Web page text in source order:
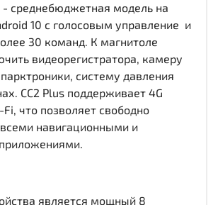
- среднебюджетная модель на
10 с голосовым управление и
30 команд. К магнитоле
видеорегистратора, камеру
систему давления
CC2 Plus поддерживает 4G
что позволяет свободно
всеми навигационными и
является мощный 8